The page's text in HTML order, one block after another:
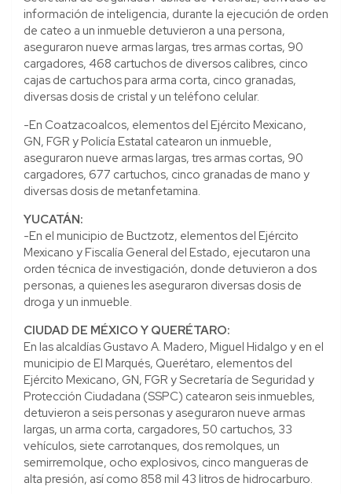
información de inteligencia, durante la ejecución de orden
de cateo a un inmueble detuvieron a una persona,
aseguraron nueve armas largas, tres armas cortas, 90
cargadores, 468 cartuchos de diversos calibres, cinco
cajas de cartuchos para arma corta, cinco granadas,
diversas dosis de cristal y un teléfono celular.
-En Coatzacoalcos, elementos del Ejército Mexicano,
GN, FGR y Policía Estatal catearon un inmueble,
aseguraron nueve armas largas, tres armas cortas, 90
cargadores, 677 cartuchos, cinco granadas de mano y
diversas dosis de metanfetamina.
YUCATÁN:
-En el municipio de Buctzotz, elementos del Ejército
Mexicano y Fiscalía General del Estado, ejecutaron una
orden técnica de investigación, donde detuvieron a dos
personas, a quienes les aseguraron diversas dosis de
droga y un inmueble.
CIUDAD DE MÉXICO Y QUERÉTARO:
En las alcaldías Gustavo A. Madero, Miguel Hidalgo y en el
municipio de El Marqués, Querétaro, elementos del
Ejército Mexicano, GN, FGR y Secretaría de Seguridad y
Protección Ciudadana (SSPC) catearon seis inmuebles,
detuvieron a seis personas y aseguraron nueve armas
largas, un arma corta, cargadores, 50 cartuchos, 33
vehículos, siete carrotanques, dos remolques, un
semirremolque, ocho explosivos, cinco mangueras de
alta presión, así como 858 mil 43 litros de hidrocarburo.